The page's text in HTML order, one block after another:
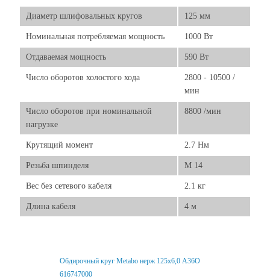
Диаметр шлифовальных кругов 125 мм
Номинальная потребляемая мощность 1000 Вт
Отдаваемая мощность 590 Вт
Число оборотов холостого хода
2800 - 10500 /
мин
Число оборотов при номинальной
нагрузке
8800 /мин
Крутящий момент 2.7 Нм
Резьба шпинделя M 14
Вес без сетевого кабеля 2.1 кг
Длина кабеля 4 м
Обдирочный круг Metabo нерж 125x6,0 А36О
616747000